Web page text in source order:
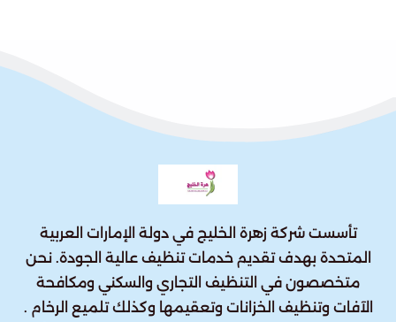
تأسست شركة زهرة الخليج في دولة الإمارات العربية
المتحدة بهدف تقديم خدمات تنظيف عالية الجودة. نحن
متخصصون في التنظيف التجاري والسكني ومكافحة
الآفات وتنظيف الخزانات وتعقيمها وكذلك تلميع الرخام .